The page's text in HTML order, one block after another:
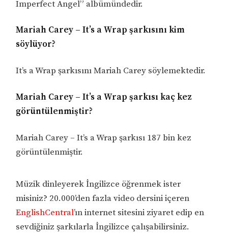
Imperfect Angel” albümündedir.
Mariah Carey – It’s a Wrap şarkısını kim
söylüyor?
It’s a Wrap şarkısını Mariah Carey söylemektedir.
Mariah Carey – It’s a Wrap şarkısı kaç kez
görüntülenmiştir?
Mariah Carey – It’s a Wrap şarkısı 187 bin kez
görüntülenmiştir.
Müzik dinleyerek İngilizce öğrenmek ister
misiniz? 20.000’den fazla video dersini içeren
EnglishCentral’ın internet sitesini ziyaret edip en
sevdiğiniz şarkılarla İngilizce çalışabilirsiniz.